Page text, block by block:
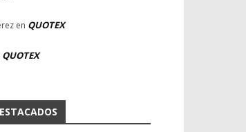
en QUOTEX
QUOTEX